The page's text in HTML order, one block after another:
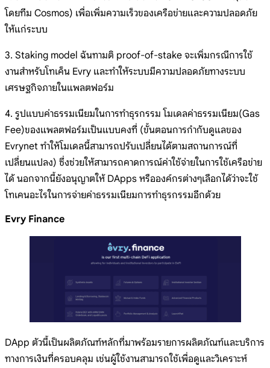
โดยทีม Cosmos) เพื่อเพิ่มความเร็วของเครือข่ายและความปลอดภัย
ให้แก่ระบบ
3. Staking model ฉันทามติ proof-of-stake จะเพิ่มกรณีการใช้
งานสำหรับโทเค็น Evry และทำให้ระบบมีความปลอดภัยทางระบบ
เศรษฐกิจภายในแพลตฟอร์ม
4. รูปแบบค่าธรรมเนียมในการทำธุรกรรม โมเดลค่าธรรมเนียม(Gas
Fee)ของแพลตฟอร์มเป็นแบบคงที่ (ขั้นตอนการกำกับดูแลของ
Evrynet ทำให้โมเดลนี้สามารถปรับเปลี่ยนได้ตามสถานการณ์ที่
เปลี่ยนแปลง) ซึ่งช่วยให้สามารถคาดการณ์ค่าใช้จ่ายในการใช้เครือข่าย
ได้ นอกจากนี้ยังอนุญาตให้ DApps หรือองค์กรต่างๆเลือกได้ว่าจะใช้
โทเคนอะไรในการจ่ายค่าธรรมเนียมการทำธุรกรรมอีกด้วย
Evry Finance
DApp ตัวนี้เป็นผลิตภัณฑ์หลักที่มาพร้อมรายการผลิตภัณฑ์และบริการ
ทางการเงินที่ครอบคลุม เช่นผู้ใช้งานสามารถใช้เพื่อดูและวิเคราะห์